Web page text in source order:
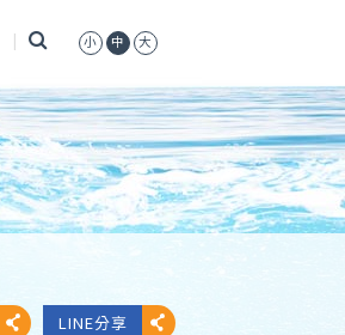
小 中 大
LINE分享